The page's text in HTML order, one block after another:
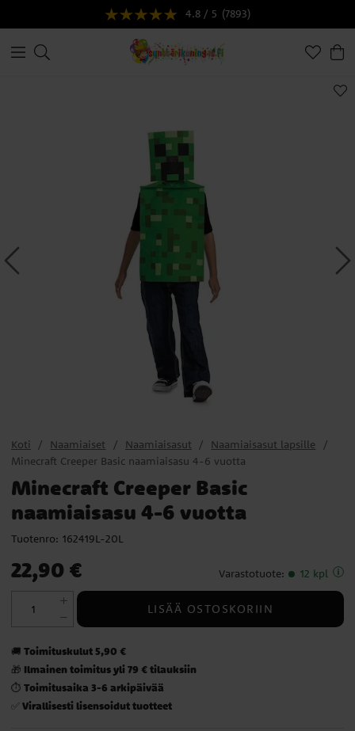
4.8 / 5 (7893)
Koti Naamiaiset Naamiaisasut
Naamiaisasut lapsille
Minecraft Creeper Basic naamiaisasu 4-6 vuotta
Minecraft Creeper Basic
naamiaisasu 4-6 vuotta
Tuotenro: 162419L-20L
Hinta:22,90 €
22,90 € Varastotuote: 12 kpl
LISÄÄ OSTOSKORIIN
🚚 Toimituskulut 5,90 €
🎁 Ilmainen toimitus yli 79 € tilauksiin
⏱️ Toimitusaika 3-6 arkipäivää
✅ Virallisesti lisensoidut tuotteet